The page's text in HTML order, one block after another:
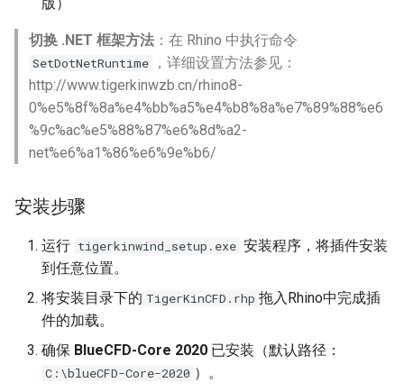
步骤五：运行分析
2. 室内通风分析
完整工作流程
步骤二：指定进风速度
步骤三：网格与求解参数
步骤四：图层边界条件（高
级）
步骤五：运行分析
切换 .NET 框架方法 ：在 Rhino 中执行命令
SetDotNetRuntime
，详细设置方法参见：
http://www.tigerkinwzb.cn/rhino8-
0%e5%8f%8a%e4%bb%a5%e4%b8%8a%e7%89%88%e6
%9c%ac%e5%88%87%e6%8d%a2-
net%e6%a1%86%e6%9e%b6/
安装步骤
运行 tigerkinwind_setup.exe 安装程序，将插件安装
到任意位置。
将安装目录下的 TigerKinCFD.rhp 拖入Rhino中完成插
件的加载。
确保 BlueCFD-Core 2020 已安装（默认路径：
C:\blueCFD-Core-2020 ）。